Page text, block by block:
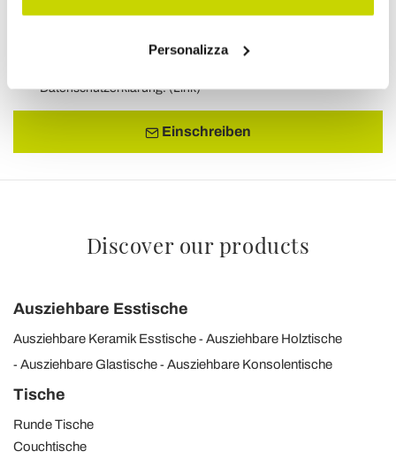
Personalizza
Datenschutzerklärung. (Link)
Einschreiben
Discover our products
Ausziehbare Esstische
Ausziehbare Keramik Esstische
Ausziehbare Holztische
Ausziehbare Glastische
Ausziehbare Konsolentische
Tische
Runde Tische
Couchtische